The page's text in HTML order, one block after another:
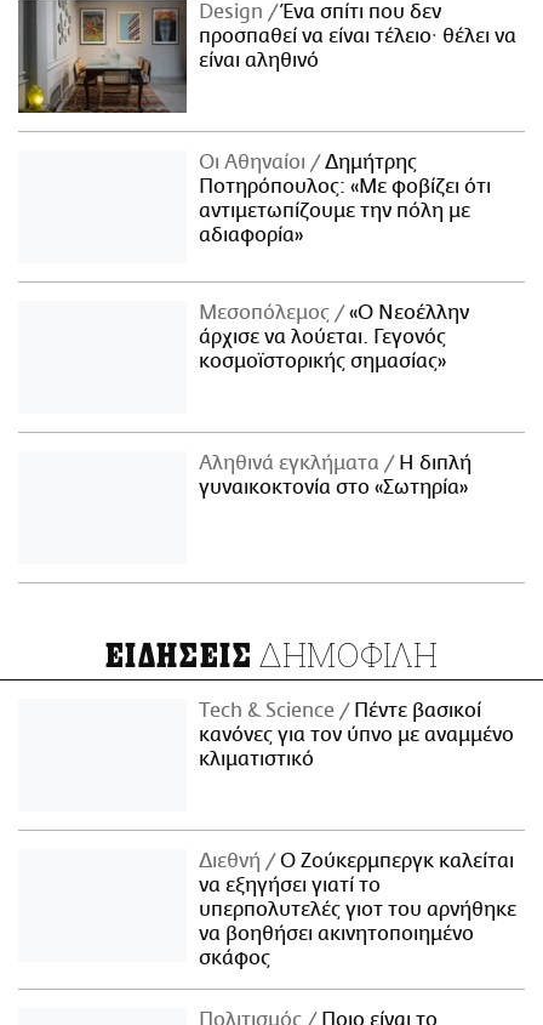
Design
Ένα σπίτι που δεν
προσπαθεί να είναι τέλειο· θέλει να
είναι αληθινό
Οι Αθηναίοι
Δημήτρης
Ποτηρόπουλος: «Με φοβίζει ότι
αντιμετωπίζουμε την πόλη με
αδιαφορία»
Μεσοπόλεμος
«Ο Νεοέλλην
άρχισε να λούεται. Γεγονός
κοσμοϊστορικής σημασίας»
Αληθινά εγκλήματα
Η διπλή
γυναικοκτονία στο «Σωτηρία»
ΕΙΔΗΣΕΙΣ ΔΗΜΟΦΙΛΗ
Τech & Science
Πέντε βασικοί
κανόνες για τον ύπνο με αναμμένο
κλιματιστικό
Διεθνή
Ο Ζούκερμπεργκ καλείται
να εξηγήσει γιατί το
υπερπολυτελές γιοτ του αρνήθηκε
να βοηθήσει ακινητοποιημένο
σκάφος
Πολιτισμός Ποιο είναι το